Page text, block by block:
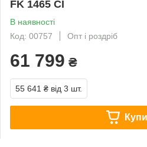
FK 1465 CI
В наявності
Код: 00757
Опт і роздріб
61 799 ₴
55 641 ₴ від 3 шт.